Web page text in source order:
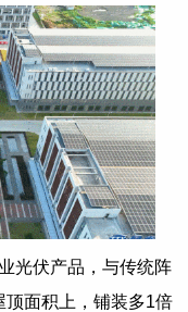
光伏产品，与传统阵
面积上，铺装多1倍